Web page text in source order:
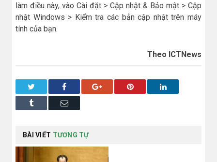
làm điều này, vào Cài đặt > Cập nhật & Bảo mật > Cập
nhật Windows > Kiểm tra các bản cập nhật trên máy
tính của bạn.
Theo ICTNews
Facebook Google+ Pinterest LinkedIn
Tumblr Email
BÀI VIẾT TƯƠNG TỰ